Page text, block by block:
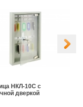
НКЛ-10С с
дверкой